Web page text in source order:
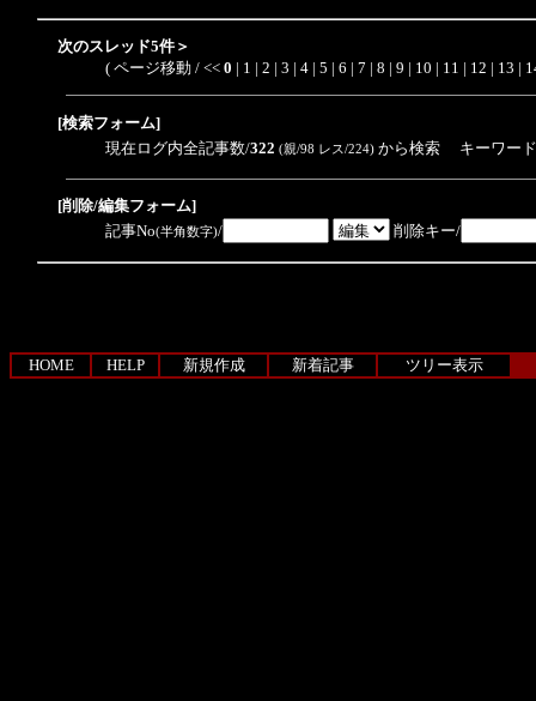
次のスレッド5件＞
( ページ移動 / << 0 | 1 | 2 | 3 | 4 | 5 | 6 | 7 | 8 | 9 | 10 | 11 | 12 | 13 |
[検索フォーム]
現在ログ内全記事数/322 (親/98 レス/224) から検索 キーワー
[削除/編集フォーム]
記事No(半角数字)/ 削除キー/
HOME HELP 新規作成 新着記事 ツリー表示